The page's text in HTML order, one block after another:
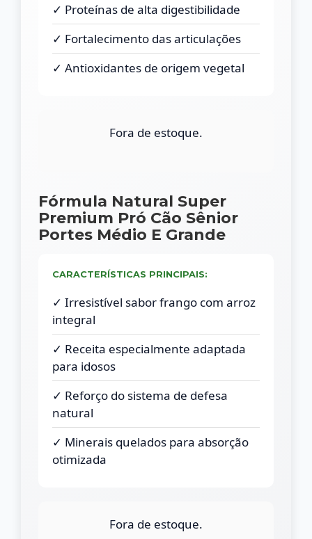
✓ Proteínas de alta digestibilidade
✓ Fortalecimento das articulações
✓ Antioxidantes de origem vegetal
Fora de estoque.
Fórmula Natural Super
Premium Pró Cão Sênior
Portes Médio E Grande
CARACTERÍSTICAS PRINCIPAIS:
✓ Irresistível sabor frango com arroz
integral
✓ Receita especialmente adaptada
para idosos
✓ Reforço do sistema de defesa
natural
✓ Minerais quelados para absorção
otimizada
Fora de estoque.